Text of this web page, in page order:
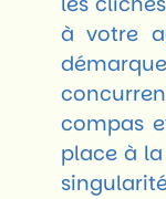
à votre
compas
place à